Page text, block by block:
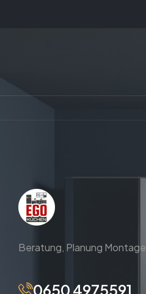
Beratung, Planung Montage,
0650 4975591